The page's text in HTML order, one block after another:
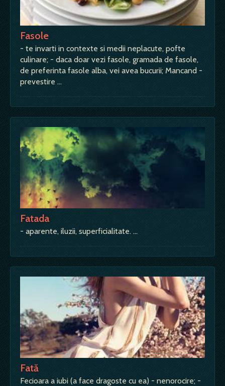
Fasole
- te invarti in contexte si medii neplacute, pofte
culinare; - daca doar vezi fasole, gramada de fasole,
de preferinta fasole alba, vei avea bucurii; Mancand -
prevestire …
Fatada
- aparente, iluzii, superficialitate. …
Fată
Fecioara a iubi (a face dragoste cu ea) - nenorocire; -